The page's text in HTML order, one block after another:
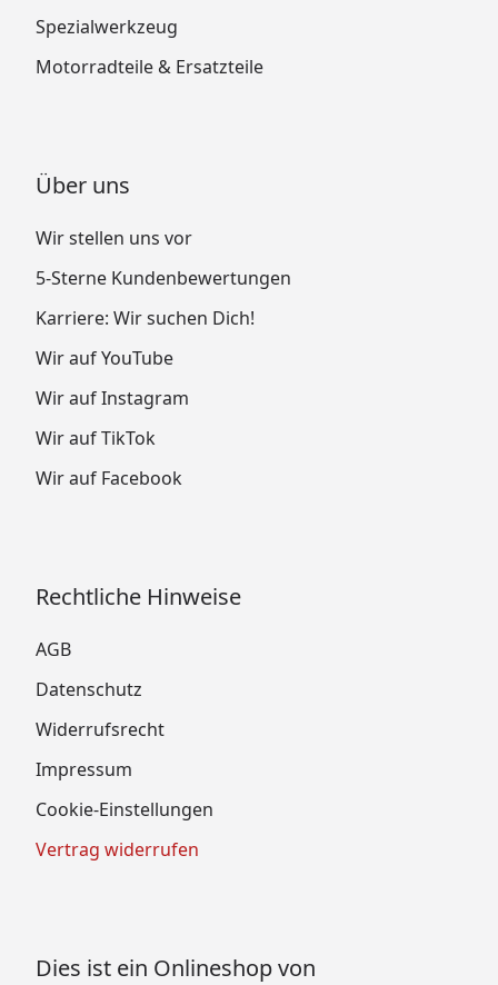
Spezialwerkzeug
Motorradteile & Ersatzteile
Über uns
Wir stellen uns vor
5-Sterne Kundenbewertungen
Karriere: Wir suchen Dich!
Wir auf YouTube
Wir auf Instagram
Wir auf TikTok
Wir auf Facebook
Rechtliche Hinweise
AGB
Datenschutz
Widerrufsrecht
Impressum
Cookie-Einstellungen
Vertrag widerrufen
Dies ist ein Onlineshop von